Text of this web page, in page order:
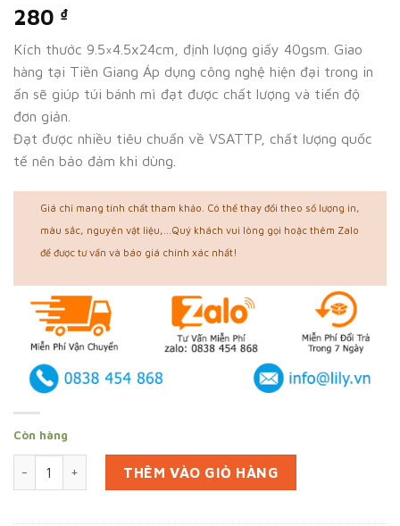
280 ₫
Kích thước 9.5×4.5x24cm, định lượng giấy 40gsm. Giao
hàng tại Tiền Giang Áp dụng công nghệ hiện đại trong in
ấn sẽ giúp túi bánh mì đạt được chất lượng và tiến độ
đơn giản.
Đạt được nhiều tiêu chuẩn về VSATTP, chất lượng quốc
tế nên bảo đảm khi dùng.
Giá chỉ mang tính chất tham khảo. Có thể thay đổi theo số lượng in,
màu sắc, nguyên vật liệu,...Quý khách vui lòng gọi hoặc thêm Zalo
để được tư vấn và báo giá chính xác nhất!
Còn hàng
In 8000 bao đựng bánh mì ở Tiền Giang (mã tbm_4485)
THÊM VÀO GIỎ HÀNG